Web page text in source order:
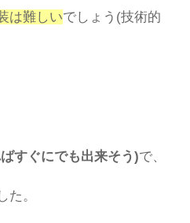
は難しいでしょう(技術的
すぐにでも出来そう)で、
た。